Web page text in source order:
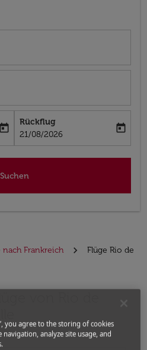
aria-label
today
Rückflug
fc-booking-return-date-aria-label
21/08/2026
today
Suchen
nach Frankreich
Flüge Rio de
you agree to the storing of cookies
analyze site usage, and